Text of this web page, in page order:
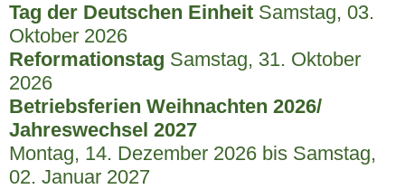
Tag der Deutschen Einheit Samstag, 03.
Oktober 2026
Reformationstag Samstag, 31. Oktober
2026
Betriebsferien Weihnachten 2026/
Jahreswechsel 2027
Montag, 14. Dezember 2026 bis Samstag,
02. Januar 2027